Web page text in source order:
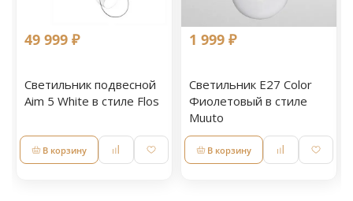
49 999 ₽
Светильник подвесной
Aim 5 White в стиле Flos
В корзину
1 999 ₽
Светильник E27 Color
Фиолетовый в стиле
Muuto
В корзину